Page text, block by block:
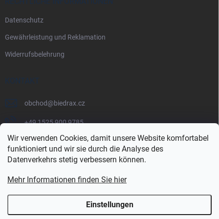
Wir verwenden Cookies, damit unsere Website komfortabel
funktioniert und wir sie durch die Analyse des
Datenverkehrs stetig verbessern können.
Mehr Informationen finden Sie hier
Einstellungen
Datenschutz
Gewährleistung und Reklamation
Widerrufsbelehrung
KONTAKT
obchod@biedrax.cz
+49 1525 900 9785